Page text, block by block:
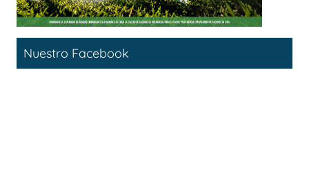
Nuestro Facebook